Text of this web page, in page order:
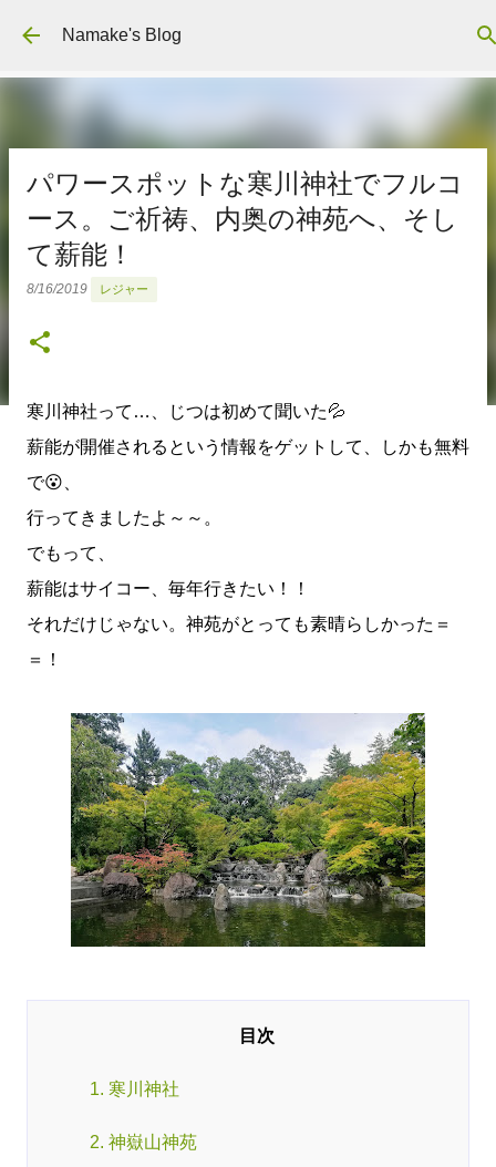
スキップしてメイン コンテンツに移動
Namake's Blog
パワースポットな寒川神社でフルコ
ース。ご祈祷、内奥の神苑へ、そし
て薪能！
8/16/2019 レジャー
寒川神社って…、じつは初めて聞いた💦
薪能が開催されるという情報をゲットして、しかも無料
で😮、
行ってきましたよ～～。
でもって、
薪能はサイコー、毎年行きたい！！
それだけじゃない。神苑がとっても素晴らしかった＝
＝！
1. 寒川神社
2. 神嶽山神苑